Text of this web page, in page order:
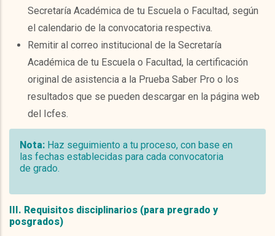
Secretaría Académica de tu Escuela o Facultad, según
el calendario de la convocatoria respectiva.
Remitir al correo institucional de la Secretaría
Académica de tu Escuela o Facultad, la certificación
original de asistencia a la Prueba Saber Pro o los
resultados que se pueden descargar en la página web
del Icfes.
Nota: Haz seguimiento a tu proceso, con base en
las fechas establecidas para cada convocatoria
de grado.
III. Requisitos disciplinarios (para pregrado y
posgrados)